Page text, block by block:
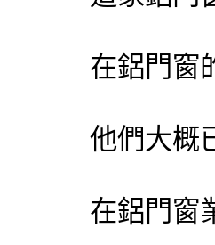
在鋁門窗
他們大概
在鋁門窗